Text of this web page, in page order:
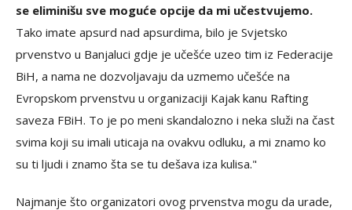
se eliminišu sve moguće opcije da mi učestvujemo.
Tako imate apsurd nad apsurdima, bilo je Svjetsko
prvenstvo u Banjaluci gdje je učešće uzeo tim iz Federacije
BiH, a nama ne dozvoljavaju da uzmemo učešće na
Evropskom prvenstvu u organizaciji Kajak kanu Rafting
saveza FBiH. To je po meni skandalozno i neka služi na čast
svima koji su imali uticaja na ovakvu odluku, a mi znamo ko
su ti ljudi i znamo šta se tu dešava iza kulisa."
Najmanje što organizatori ovog prvenstva mogu da urade,